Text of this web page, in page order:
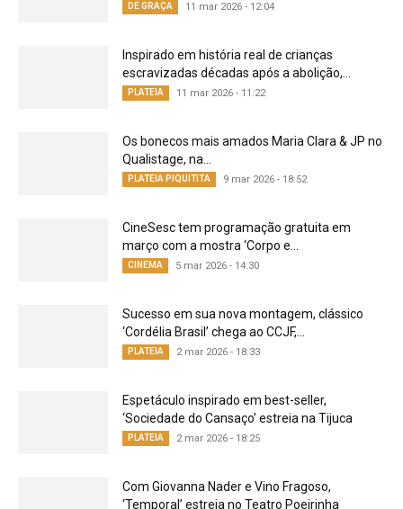
DE GRAÇA 11 mar 2026 - 12:04
Inspirado em história real de crianças
escravizadas décadas após a abolição,...
PLATEIA 11 mar 2026 - 11:22
Os bonecos mais amados Maria Clara & JP no
Qualistage, na...
PLATEIA PIQUITITA 9 mar 2026 - 18:52
CineSesc tem programação gratuita em
março com a mostra ‘Corpo e...
CINEMA 5 mar 2026 - 14:30
Sucesso em sua nova montagem, clássico
‘Cordélia Brasil’ chega ao CCJF,...
PLATEIA 2 mar 2026 - 18:33
Espetáculo inspirado em best-seller,
‘Sociedade do Cansaço’ estreia na Tijuca
PLATEIA 2 mar 2026 - 18:25
Com Giovanna Nader e Vino Fragoso,
‘Temporal’ estreia no Teatro Poeirinha